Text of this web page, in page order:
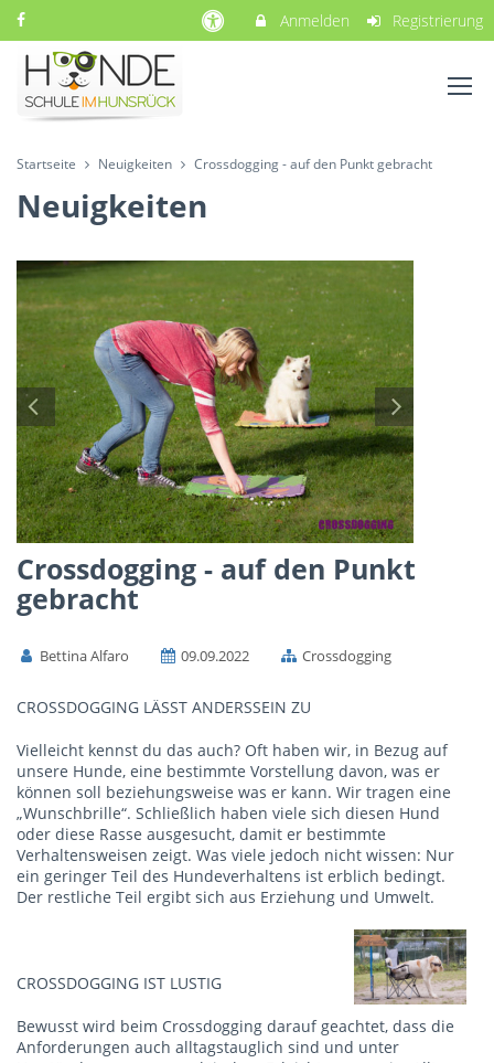
Anmelden Registrierung
Startseite Neuigkeiten Crossdogging - auf den Punkt gebracht
Neuigkeiten
Crossdogging - auf den Punkt
gebracht
Bettina Alfaro 09.09.2022 Crossdogging
CROSSDOGGING LÄSST ANDERSSEIN ZU
Vielleicht kennst du das auch? Oft haben wir, in Bezug auf
unsere Hunde, eine bestimmte Vorstellung davon, was er
können soll beziehungsweise was er kann. Wir tragen eine
„Wunschbrille“. Schließlich haben viele sich diesen Hund
oder diese Rasse ausgesucht, damit er bestimmte
Verhaltensweisen zeigt. Was viele jedoch nicht wissen: Nur
ein geringer Teil des Hundeverhaltens ist erblich bedingt.
Der restliche Teil ergibt sich aus Erziehung und Umwelt.
CROSSDOGGING IST LUSTIG
Bewusst wird beim Crossdogging darauf geachtet, dass die
Anforderungen auch alltagstauglich sind und unter